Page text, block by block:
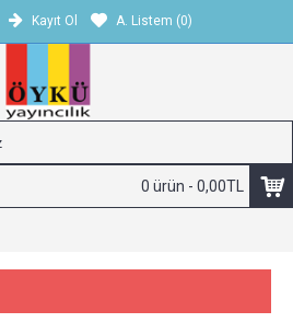
Kayıt Ol A. Listem (0)
0 ürün - 0,00TL